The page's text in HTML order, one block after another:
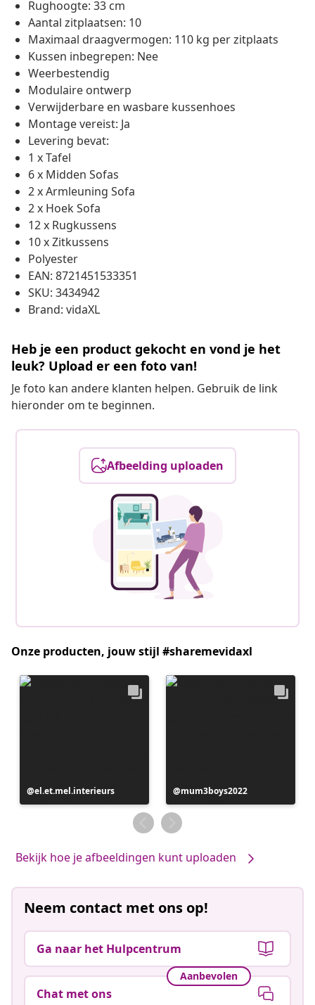
Rughoogte: 33 cm
Aantal zitplaatsen: 10
Maximaal draagvermogen: 110 kg per zitplaats
Kussen inbegrepen: Nee
Weerbestendig
Modulaire ontwerp
Verwijderbare en wasbare kussenhoes
Montage vereist: Ja
Levering bevat:
1 x Tafel
6 x Midden Sofas
2 x Armleuning Sofa
2 x Hoek Sofa
12 x Rugkussens
10 x Zitkussens
Polyester
EAN: 8721451533351
SKU: 3434942
Brand: vidaXL
Heb je een product gekocht en vond je het
leuk? Upload er een foto van!
Je foto kan andere klanten helpen. Gebruik de link
hieronder om te beginnen.
Afbeelding uploaden
Onze producten, jouw stijl #sharemevidaxl
Bericht
gepubliceerd
el.et.mel.interieurs
Bericht
gepubliceerd
door
mum3boys2022
Bekijk hoe je afbeeldingen kunt uploaden
Neem contact met ons op!
Ga naar het Hulpcentrum
Aanbevolen
Chat met ons